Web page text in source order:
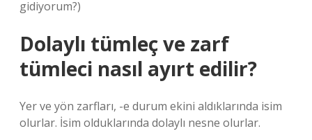
gidiyorum?)
Dolaylı tümleç ve zarf
tümleci nasıl ayırt edilir?
Yer ve yön zarfları, -e durum ekini aldıklarında isim
olurlar. İsim olduklarında dolaylı nesne olurlar.